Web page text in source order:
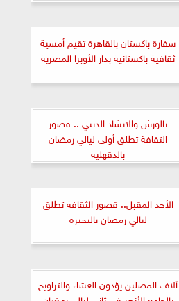
سفارة باكستان بالقاهرة تقيم أمسية
ثقافية باكستانية بدار الأوبرا المصرية
بالورش والانشاد الديني .. قصور
الثقافة تطلق أولى ليالي رمضان
بالدقهلية
الأحد المقبل.. قصور الثقافة تطلق
ليالي رمضان بالبحيرة
آلاف المصلين يؤدون العشاء والتراويح